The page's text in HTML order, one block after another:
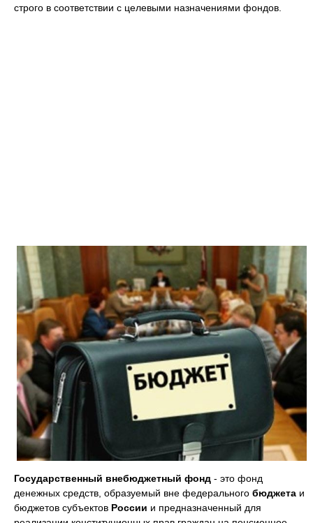
строго в соответствии с целевыми назначениями фондов.
Государственный внебюджетный фонд - это фонд
денежных средств, образуемый вне федерального бюджета и
бюджетов субъектов России и предназначенный для